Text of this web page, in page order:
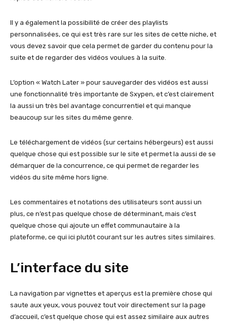
Il y a également la possibilité de créer des playlists
personnalisées, ce qui est très rare sur les sites de cette niche, et
vous devez savoir que cela permet de garder du contenu pour la
suite et de regarder des vidéos voulues à la suite.
L’option « Watch Later » pour sauvegarder des vidéos est aussi
une fonctionnalité très importante de Sxypen, et c’est clairement
la aussi un très bel avantage concurrentiel et qui manque
beaucoup sur les sites du même genre.
Le téléchargement de vidéos (sur certains hébergeurs) est aussi
quelque chose qui est possible sur le site et permet la aussi de se
démarquer de la concurrence, ce qui permet de regarder les
vidéos du site même hors ligne.
Les commentaires et notations des utilisateurs sont aussi un
plus, ce n’est pas quelque chose de déterminant, mais c’est
quelque chose qui ajoute un effet communautaire à la
plateforme, ce qui ici plutôt courant sur les autres sites similaires.
L’interface du site
La navigation par vignettes et aperçus est la première chose qui
saute aux yeux, vous pouvez tout voir directement sur la page
d’accueil, c’est quelque chose qui est assez similaire aux autres